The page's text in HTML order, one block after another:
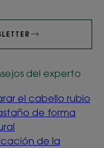
del experto
el cabello rubio
de forma
de la